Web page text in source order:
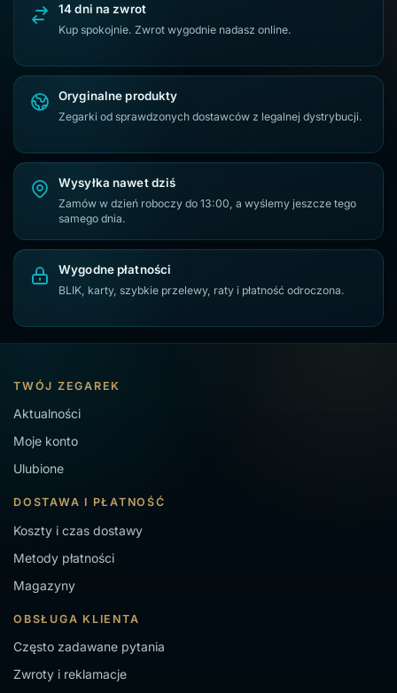
Zegarek damski G.Rossi Złote zegarki damskie
Niebieski zegarek damski na pasku
Granatowy zegarek damski na pasku
Zegarki damskie prostokątne
Zegarki damskie na brązowym pasku
14 dni na zwrot
Kup spokojnie. Zwrot wygodnie nadasz online.
Oryginalne produkty
Zegarki od sprawdzonych dostawców z legalnej dystrybucji.
Wysyłka nawet dziś
Zamów w dzień roboczy do 13:00, a wyślemy jeszcze tego
samego dnia.
Wygodne płatności
BLIK, karty, szybkie przelewy, raty i płatność odroczona.
TWÓJ ZEGAREK
Aktualności
Moje konto
Ulubione
DOSTAWA I PŁATNOŚĆ
Koszty i czas dostawy
Metody płatności
Magazyny
OBSŁUGA KLIENTA
Często zadawane pytania
Zwroty i reklamacje